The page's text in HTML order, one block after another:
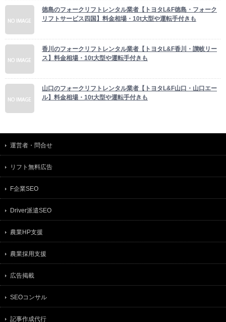
徳島のフォークリフトレンタル業者【トヨタL&F徳島・フォーク
リフトサービス四国】料金相場・10t大型や運転手付きも
香川のフォークリフトレンタル業者【トヨタL&F香川・讃岐リー
ス】料金相場・10t大型や運転手付きも
山口のフォークリフトレンタル業者【トヨタL&F山口・山口エー
ル】料金相場・10t大型や運転手付きも
運営者・問合せ
リフト無料広告
F企業SEO
Driver派遣SEO
農業HP支援
農業採用支援
広告掲載
SEOコンサル
記事作成代行